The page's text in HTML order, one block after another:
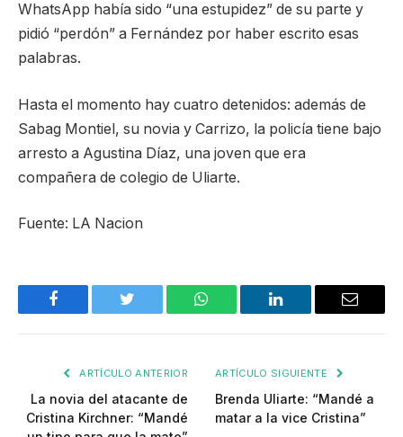
WhatsApp había sido “una estupidez” de su parte y
pidió “perdón” a Fernández por haber escrito esas
palabras.
Hasta el momento hay cuatro detenidos: además de
Sabag Montiel, su novia y Carrizo, la policía tiene bajo
arresto a Agustina Díaz, una joven que era
compañera de colegio de Uliarte.
Fuente: LA Nacion
Facebook Twitter WhatsApp LinkedIn Email
ARTÍCULO ANTERIOR
La novia del atacante de
Cristina Kirchner: “Mandé
ARTÍCULO SIGUIENTE
Brenda Uliarte: “Mandé a
matar a la vice Cristina”